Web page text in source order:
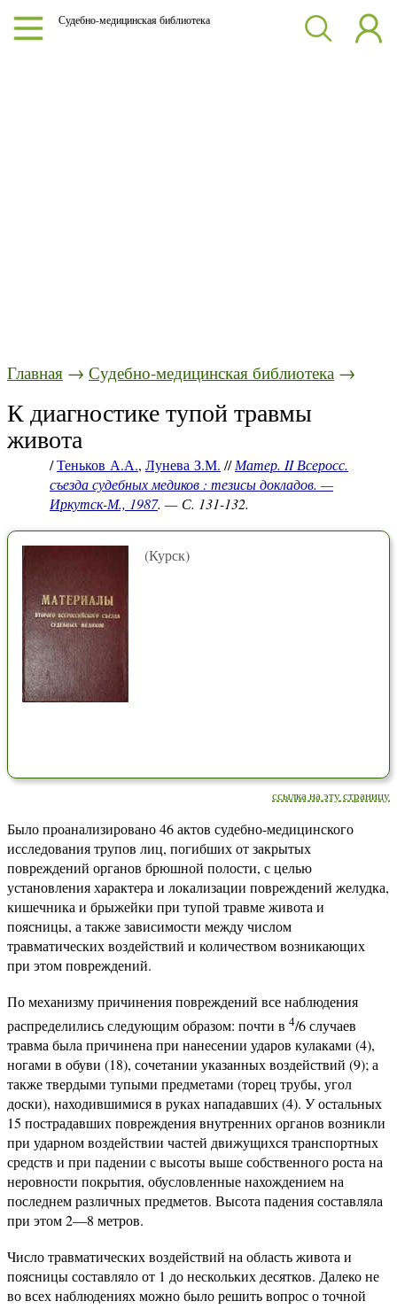
Судебно-медицинская библиотека
Главная → Судебно-медицинская библиотека →
К диагностике тупой травмы
живота
/Теньков А.А., Лунева З.М. //Матер. II Всеросс.
съезда судебных медиков : тезисы докладов. —
Иркутск-М., 1987. — С. 131-132.
(Курск)
ссылка на эту страницу
Было проанализировано 46 актов судебно-медицинского
исследования трупов лиц, погибших от закрытых
повреждений органов брюшной полости, с целью
установления характера и локализации повреждений желудка,
кишечника и брыжейки при тупой травме живота и
поясницы, а также зависимости между числом
травматических воздействий и количеством возникающих
при этом повреждений.
По механизму причинения повреждений все наблюдения
распределились следующим образом: почти в 4/6 случаев
травма была причинена при нанесении ударов кулаками (4),
ногами в обуви (18), сочетании указанных воздействий (9); а
также твердыми тупыми предметами (торец трубы, угол
доски), находившимися в руках нападавших (4). У остальных
15 пострадавших повреждения внутренних органов возникли
при ударном воздействии частей движущихся транспортных
средств и при падении с высоты выше собственного роста на
неровности покрытия, обусловленные нахождением на
последнем различных предметов. Высота падения составляла
при этом 2—8 метров.
Число травматических воздействий на область живота и
поясницы составляло от 1 до нескольких десятков. Далеко не
во всех наблюдениях можно было решить вопрос о точной